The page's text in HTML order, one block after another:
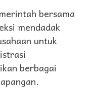
bersama
mendadak
untuk
berbagai